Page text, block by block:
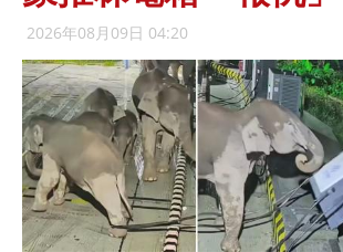
2026年08月09日 04:20